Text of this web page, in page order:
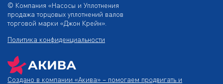
© Компания «Насосы и Уплотнения
продажа торцовых уплотнений валов
торговой марки «Джон Крейн».
Политика конфиденциальности
Создано в компании «Акива» – помогаем продвигать и